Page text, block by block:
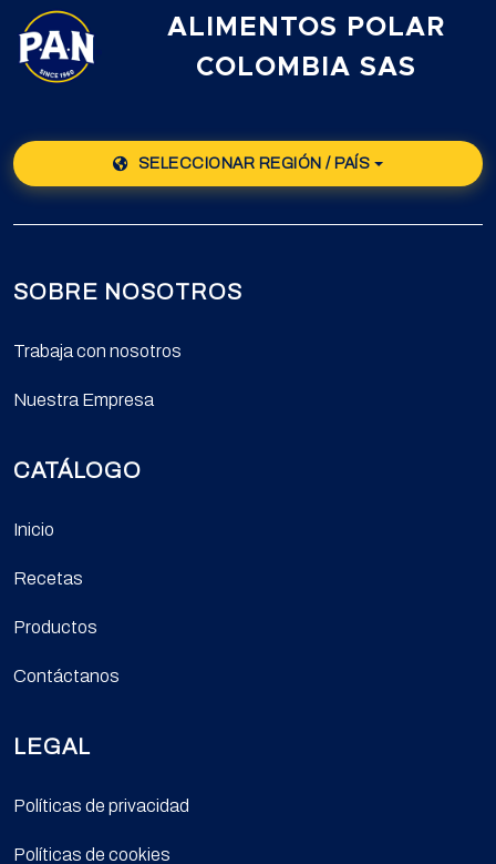
ALIMENTOS POLAR
COLOMBIA SAS
SELECCIONAR REGIÓN / PAÍS
SOBRE NOSOTROS
Trabaja con nosotros
Nuestra Empresa
CATÁLOGO
Inicio
Recetas
Productos
Contáctanos
LEGAL
Políticas de privacidad
Políticas de cookies